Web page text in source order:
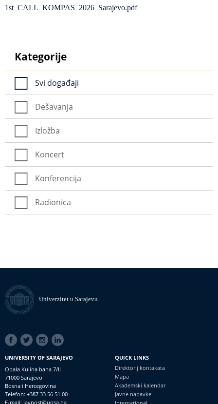
1st_CALL_KOMPAS_2026_Sarajevo.pdf
Kategorije
Svi događaji
Dešavanja
Izložba
Koncert
Konferencija
Radionica
Univerzitet u Sarajevu
SOCIAL
LINKS
UNIVERSITY OF SARAJEVO
Obala Kulina bana 7/II
71000 Sarajevo
Bosna i Hercegovina
Telefon: +387 33 56 51 00
E-mail: javnost@unsa.ba
QUICK LINKS
Direktorij kontakata
Mapa
Akademski kalendar
Javne nabavke